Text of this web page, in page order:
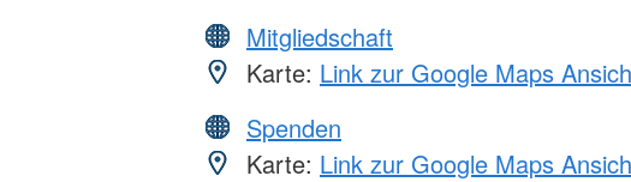
Mitgliedschaft
Karte: Link zur Google Maps
Spenden
Karte: Link zur Google Maps